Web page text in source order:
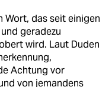
Wort, das seit einigen
geradezu
wird. Laut Duden
Achtung vor
von jemandens